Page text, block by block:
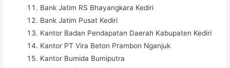
Bank Jatim RS Bhayangkara Kediri
Bank Jatim Pusat Kediri
Kantor Badan Pendapatan Daerah Kabupaten Kediri
Kantor PT Vira Beton Prambon Nganjuk
Kantor Bumida Bumiputra